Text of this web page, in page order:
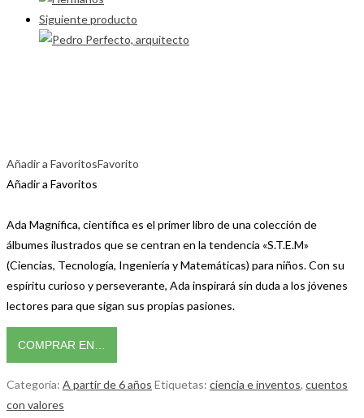
Siguiente producto
Añadir a FavoritosFavorito
Añadir a Favoritos
Ada Magnífica, científica es el primer libro de una colección de
álbumes ilustrados que se centran en la tendencia «S.T.E.M»
(Ciencias, Tecnología, Ingeniería y Matemáticas) para niños. Con su
espíritu curioso y perseverante, Ada inspirará sin duda a los jóvenes
lectores para que sigan sus propias pasiones.
COMPRAR EN…
Categoría: A partir de 6 años Etiquetas: ciencia e inventos, cuentos
con valores